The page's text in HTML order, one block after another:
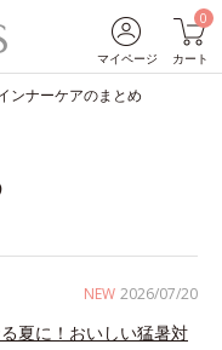
マイページ
0
カート
ンナーケアのまとめ
NEW 2026/07/20
夏に！おいしい猛暑対